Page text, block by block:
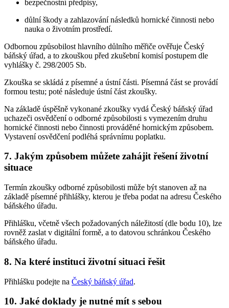
bezpečnostní předpisy,
důlní škody a zahlazování následků hornické činnosti nebo
nauka o životním prostředí.
Odbornou způsobilost hlavního důlního měřiče ověřuje Český
báňský úřad, a to zkouškou před zkušební komisí postupem dle
vyhlášky č. 298/2005 Sb.
Zkouška se skládá z písemné a ústní části. Písemná část se provádí
formou testu; poté následuje ústní část zkoušky.
Na základě úspěšně vykonané zkoušky vydá Český báňský úřad
uchazeči osvědčení o odborné způsobilosti s vymezením druhu
hornické činnosti nebo činnosti prováděné hornickým způsobem.
Vystavení osvědčení podléhá správnímu poplatku.
7. Jakým způsobem můžete zahájit řešení životní
situace
Termín zkoušky odborné způsobilosti může být stanoven až na
základě písemné přihlášky, kterou je třeba podat na adresu Českého
báňského úřadu.
Přihlášku, včetně všech požadovaných náležitostí (dle bodu 10), lze
rovněž zaslat v digitální formě, a to datovou schránkou Českého
báňského úřadu.
8. Na které instituci životní situaci řešit
Přihlášku podejte na Český báňský úřad.
10. Jaké doklady je nutné mít s sebou